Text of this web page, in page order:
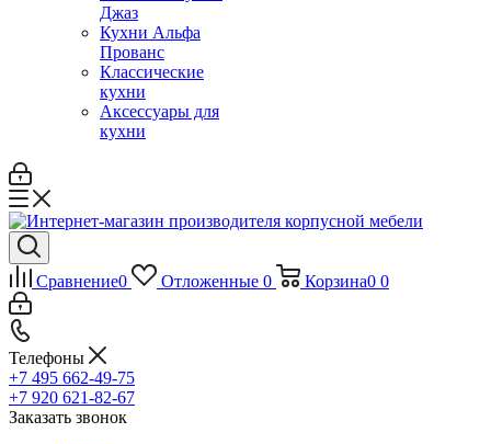
Джаз
Кухни Альфа
Прованс
Классические
кухни
Аксессуары для
кухни
Сравнение0 Отложенные 0 Корзина0 0
Телефоны
+7 495 662-49-75
+7 920 621-82-67
Заказать звонок